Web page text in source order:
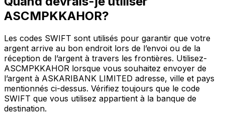
ASCMPKKAHOR?
Les codes SWIFT sont utilisés pour garantir que votre
argent arrive au bon endroit lors de l’envoi ou de la
réception de l’argent à travers les frontières. Utilisez-
ASCMPKKAHOR lorsque vous souhaitez envoyer de
l’argent à ASKARIBANK LIMITED adresse, ville et pays
mentionnés ci-dessus. Vérifiez toujours que le code
SWIFT que vous utilisez appartient à la banque de
destination.